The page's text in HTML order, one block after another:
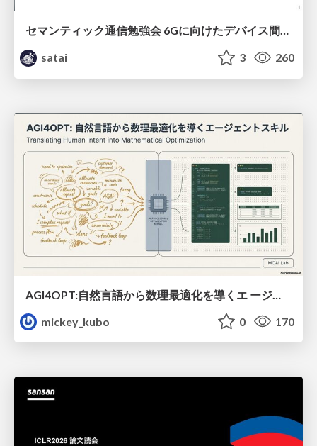
セマンティック通信勉強会 6Gに向けたデバイス間効率的な通信の技術紹介・課題・今後展望
satai
3 260
mickey_kubo
0 170